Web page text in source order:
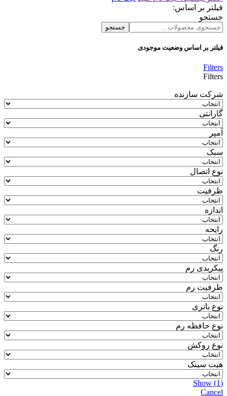
فیلتر بر اساس:
جستجو
جستجو
فیلتر بر اساس وضعیت موجودی
Filters
Filters
شرکت سازنده
گارانتی
آمپر
سبک
نوع اتصال
ظرفیت
اندازه
رایحه
رنگ
پیکربدی رم
ظرفیت رم
نوع باتری
نوع حافظه رم
نوع روکش
هیت سینک
Show (1)
Cancel